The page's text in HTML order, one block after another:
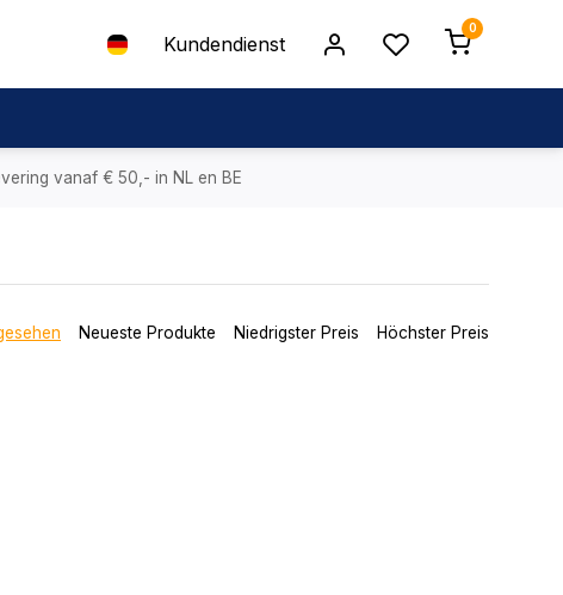
Kundendienst
0
vanaf € 50,- in NL en BE
Neueste Produkte Niedrigster Preis Höchster Preis